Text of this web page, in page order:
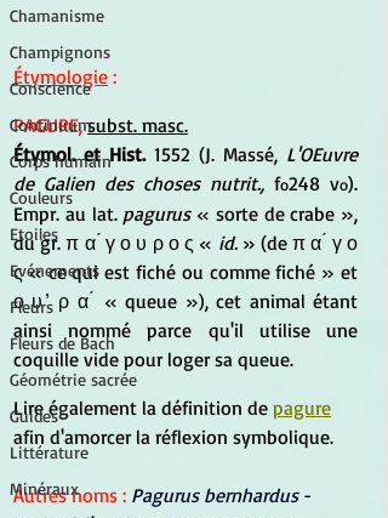
Chamanisme
Champignons
Conscience
Continuum
Corps humain
Couleurs
Etoiles
Evénements
Fleurs
Fleurs de Bach
Géométrie sacrée
Guides
Littérature
Minéraux
Étymologie :
PAGURE, subst. masc.
Étymol. et Hist. 1552 (J. Massé, L'OEuvre
de Galien des choses nutrit., fo248 vo).
Empr. au lat. pagurus « sorte de crabe »,
du gr. π α ́ γ ο υ ρ ο ς « id. » (de π α ́ γ ο
ς « ce qui est fiché ou comme fiché » et
ο υ ̓ ρ α ́ « queue »), cet animal étant
ainsi nommé parce qu'il utilise une
coquille vide pour loger sa queue.
Lire également la définition de pagure
afin d'amorcer la réflexion symbolique.
Autres noms : Pagurus bernhardus -